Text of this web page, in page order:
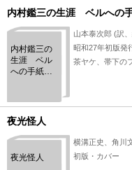
内村鑑三の生涯 ベルへの
内村鑑三の
生涯 ベル
への手紙
山本泰次郎 (訳
昭和27年初版発
茶ヤケ、帯下の
口の余白に水
と元パラにの
夜光怪人
夜光怪人
横溝正史、角川
初版・カバー